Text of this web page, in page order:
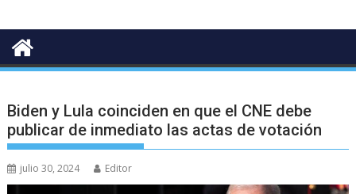
Biden y Lula coinciden en que el CNE debe
publicar de inmediato las actas de votación
julio 30, 2024 Editor